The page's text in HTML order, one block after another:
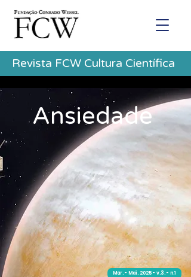
Revista FCW Cultura Científica
Ansiedade
Mar. - Mai. 2025 - v.3. - n.1